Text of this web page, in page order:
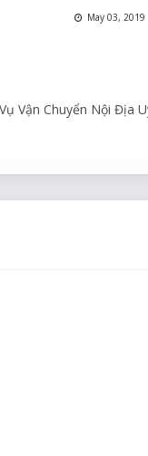
May 03, 2019
Vận Chuyển Nội Địa